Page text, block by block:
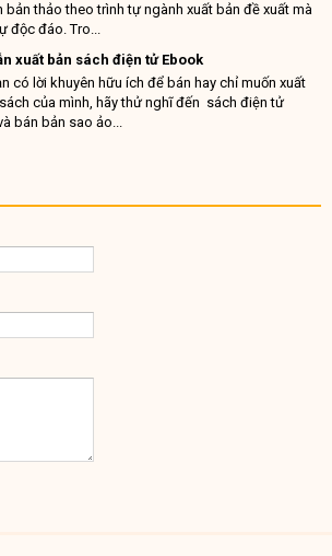
bản thảo theo trình tự ngành xuất bản đề xuất mà
độc đáo. Tro...
xuất bản sách điện tử Ebook
có lời khuyên hữu ích để bán hay chỉ muốn xuất
của mình, hãy thử nghĩ đến sách điện tử
bán bản sao ảo...